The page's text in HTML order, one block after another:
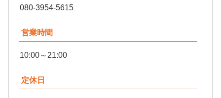
080-3954-5615
営業時間
10:00～21:00
定休日